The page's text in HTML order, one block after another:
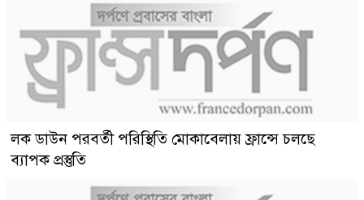
লক ডাউন পরবর্তী পরিস্থিতি মোকাবেলায় ফ্রান্সে চলছে
ব্যাপক প্রস্তুতি